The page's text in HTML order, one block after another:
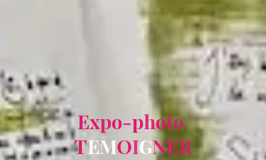
Expo-photo
TEMOIGNER